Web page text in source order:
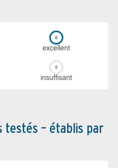
ex­cellent
in­suf­fi­sant
testés – établis par